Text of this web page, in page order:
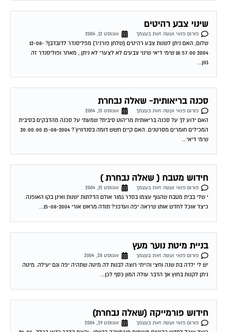
שינוי צבע רהיטים
פורום פנאי ועשה זאת בעצמך
2004 18:57:00 שימי דיאי שינוי צבעים לא לצערי לא ניתן , מאחר ופוליסנדר זה
גוון...
סכנה בריאותית- שאלה נבחרת
פורום פנאי ועשה זאת בעצמך
אוגוסט 15, 2004
האם ידוע לך על סכנה בריאותית מריהוט סיבית? שמעתי על סכנה מהדבקים בסיבית
המכילים חומרים מסרטנים. האם קיים חשש דומה בסנדוויץ´? 15-08-2004 20:00:00
שימי דיאי...
חידוש מטבח ( שאלה נבחרת )
פורום פנאי ועשה זאת בעצמך
אוגוסט 15, 2004
י שלי בבית מטבח שהגוף עצמו בסדר גמור אולם הדלתות ישנות ואינן בקו האופנה.
כיצד אוכל לחדש אותו שיראה יפה ועדכני? תודה מראש אורי 15-08-2004...
בניית מיטת נוער מעץ
פורום פנאי ועשה זאת בעצמך
יש לי ילדה בת שנה וחצי והייתי רוצה לבנות לה מיטה שתהיה יפה וגם יעילה. מיטה
ניתן לקנות בחוץ אך הדבר עולה המון כסף לכן...
חידוש פורמייקה (שאלה נבחרת)
פורום פנאי ועשה זאת בעצמך
אוגוסט 29, 2004